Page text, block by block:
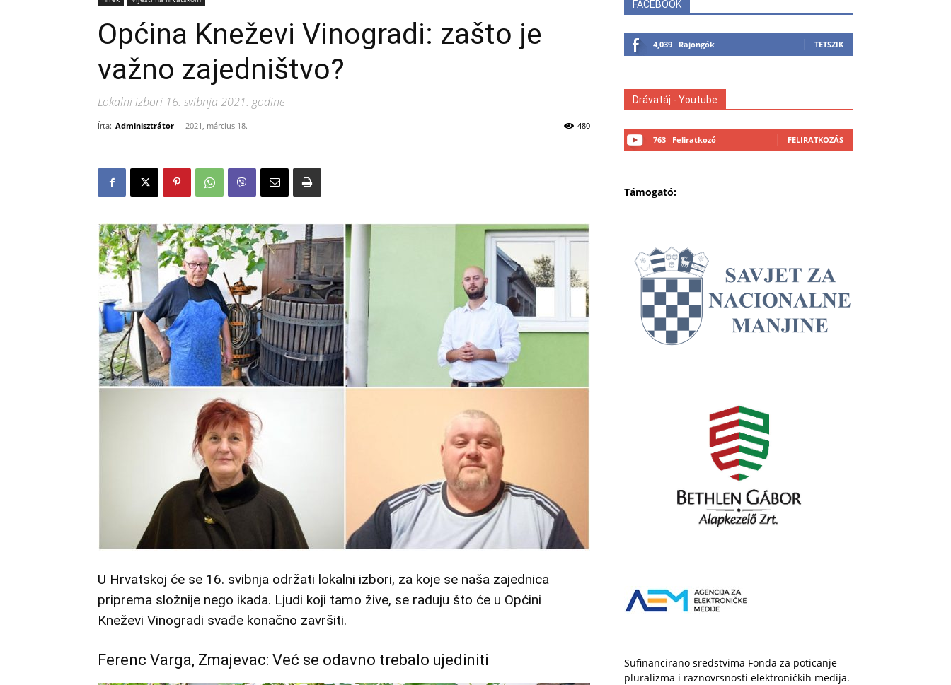
Općina Kneževi Vinogradi: zašto je
važno zajedništvo?
Lokalni izbori 16. svibnja 2021. godine
Írta: Adminisztrátor - 2021, március 18. 480
U Hrvatskoj će se 16. svibnja održati lokalni izbori, za koje se naša zajednica
priprema složnije nego ikada. Ljudi koji tamo žive, se raduju što će u Općini
Kneževi Vinogradi svađe konačno završiti.
Ferenc Varga, Zmajevac: Već se odavno trebalo ujediniti
FACEBOOK
4,039 Rajongók TETSZIK
Drávatáj - Youtube
763 Feliratkozó FELIRATKOZÁS
Támogató:
Sufinancirano sredstvima Fonda za poticanje
pluralizma i raznovrsnosti elektroničkih medija.